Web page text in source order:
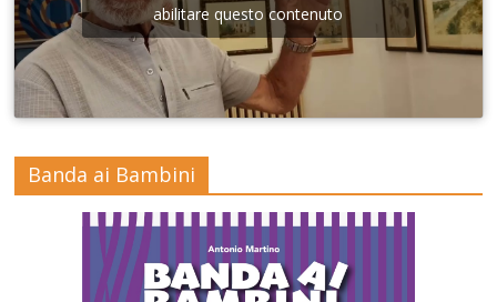
abilitare questo contenuto
Banda ai Bambini